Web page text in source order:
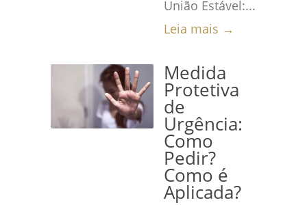
União Estável:...
Leia mais →
Medida
Protetiva
de
Urgência:
Como
Pedir?
Como é
Aplicada?